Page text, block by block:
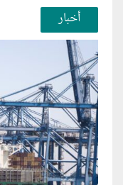
أخبار